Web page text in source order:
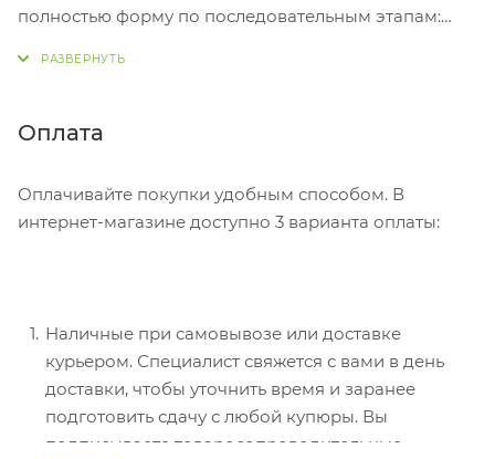
полностью форму по последовательным этапам:
Нажмите кнопку «Оформить заказ».
Оплата
Оплачивайте покупки удобным способом. В
интернет-магазине доступно 3 варианта оплаты:
Наличные при самовывозе или доставке
курьером. Специалист свяжется с вами в день
доставки, чтобы уточнить время и заранее
подготовить сдачу с любой купюры. Вы
подписываете товаросопроводительные